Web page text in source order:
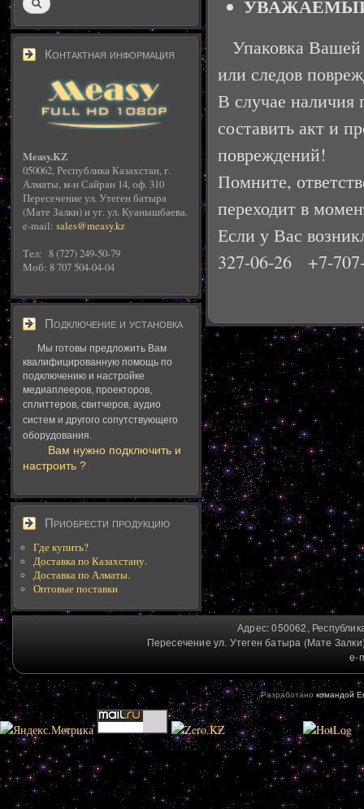
Контактная информация
Measy.KZ
050062, Республика Казахстан, г.
Алматы, м-н Сайран 14, оф. 310
Пересечение ул. Утеген батыра
(Мате Залки) и уг. ул. Куанышбаева.
e-mail: sales@measy.kz
Тел: 8 (727) 249-50-79
Моб: 8 707 504-04-04
Подключение и установка
Мы готовы предложить Вам
квалифицированную помощь по
подключению и настройке
медиаплееров, проекторов,
сплиттеров, свитчеров, аудио
систем и другого сопутствующего
оборудования.
Вам нужно подключить и
настроить ?
Приобрести продукцию
Где купить?
Доставка по Казахстану.
Доставка по Алматы.
Оптовые поставки
Упаковка
или следов
В случае наличия
составить акт и
повреждений!
Помните,
переходит в
Если у Вас
327-06-26 +7-
Адрес: 050062,
Пересечение ул. Утеген батыра (Мате
e-
Разработано командой